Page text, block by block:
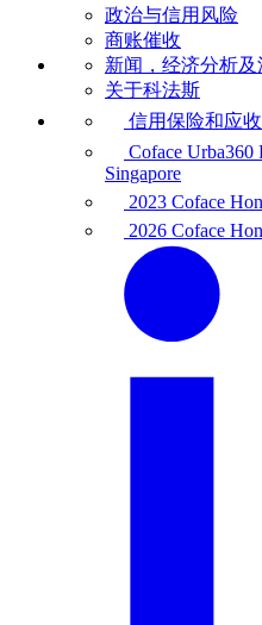
政治与信用风险
商账催收
新闻，经济分析及
关于科法斯
信用保险和应
Coface Urba360
Singapore
2023 Coface
2026 Coface